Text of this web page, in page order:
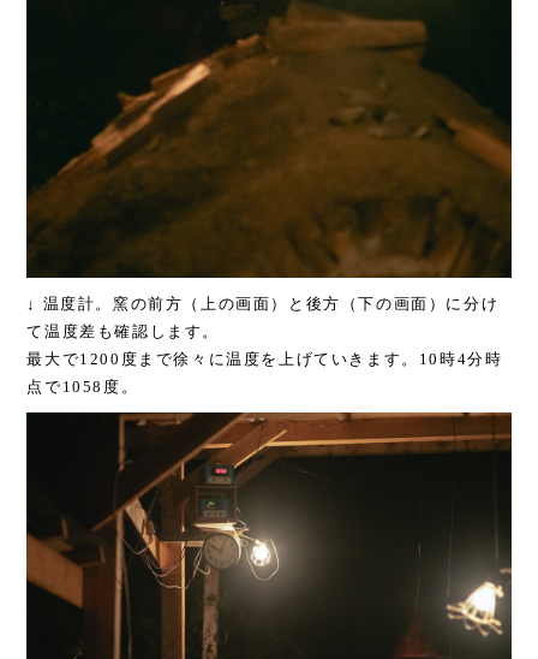
↓ 温度計。窯の前方（上の画面）と後方（下の画面）に分け
て温度差も確認します。
最大で1200度まで徐々に温度を上げていきます。10時4分時
点で1058度。